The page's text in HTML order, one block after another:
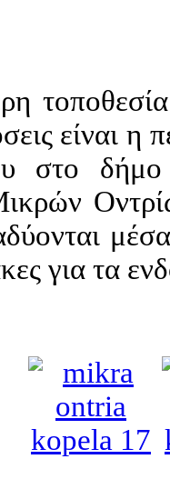
είναι η
στο
για τα